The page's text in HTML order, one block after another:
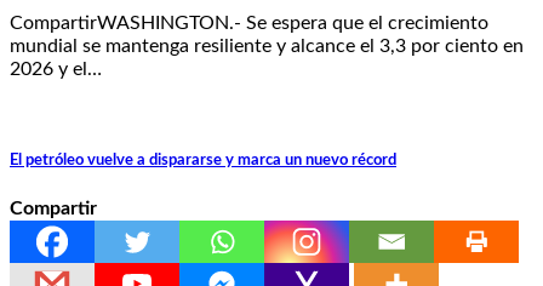
CompartirWASHINGTON.- Se espera que el crecimiento
mundial se mantenga resiliente y alcance el 3,3 por ciento en
2026 y el…
El petróleo vuelve a dispararse y marca un nuevo récord
Compartir